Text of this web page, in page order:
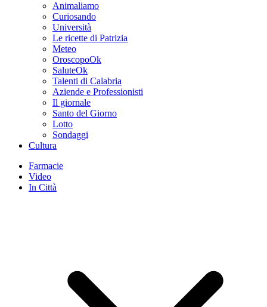
Animaliamo
Curiosando
Università
Le ricette di Patrizia
Meteo
OroscopoOk
SaluteOk
Talenti di Calabria
Aziende e Professionisti
Il giornale
Santo del Giorno
Lotto
Sondaggi
Cultura
Farmacie
Video
In Città